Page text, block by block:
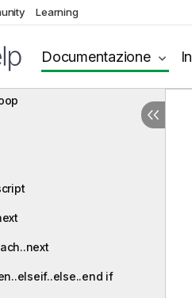
Learning
Documentazione
livello di grafico
di controllo
if